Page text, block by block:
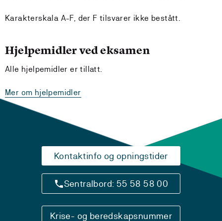
Karakterskala A-F, der F tilsvarer ikke bestått.
Hjelpemidler ved eksamen
Alle hjelpemidler er tillatt.
Mer om hjelpemidler
Kontaktinfo og opningstider
Sentralbord: 55 58 58 00
Krise- og beredskapsnummer